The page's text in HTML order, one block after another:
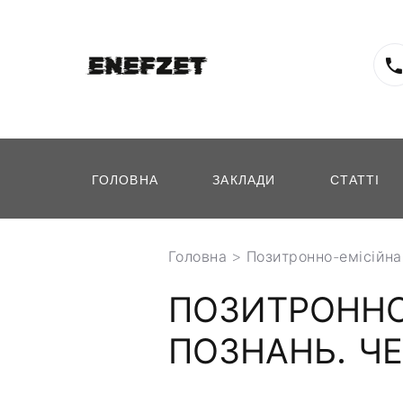
ГОЛОВНА ЗАКЛАДИ СТАТТІ
Головна > Позитронно-
ПОЗНАНЬ.